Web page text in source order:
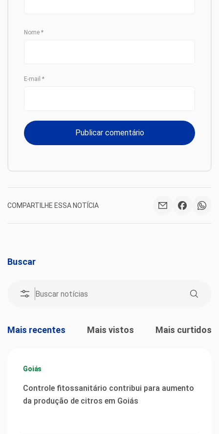
Nome *
E-mail *
COMPARTILHE ESSA NOTÍCIA
Buscar
Mais recentes Mais vistos Mais curtidos
Goiás
Controle fitossanitário contribui para aumento
da produção de citros em Goiás